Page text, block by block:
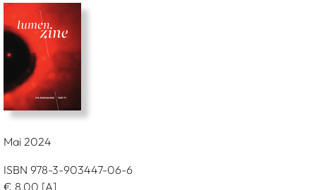
Mai 2024
ISBN 978-3-903447-06-6
€ 8,00 [A]